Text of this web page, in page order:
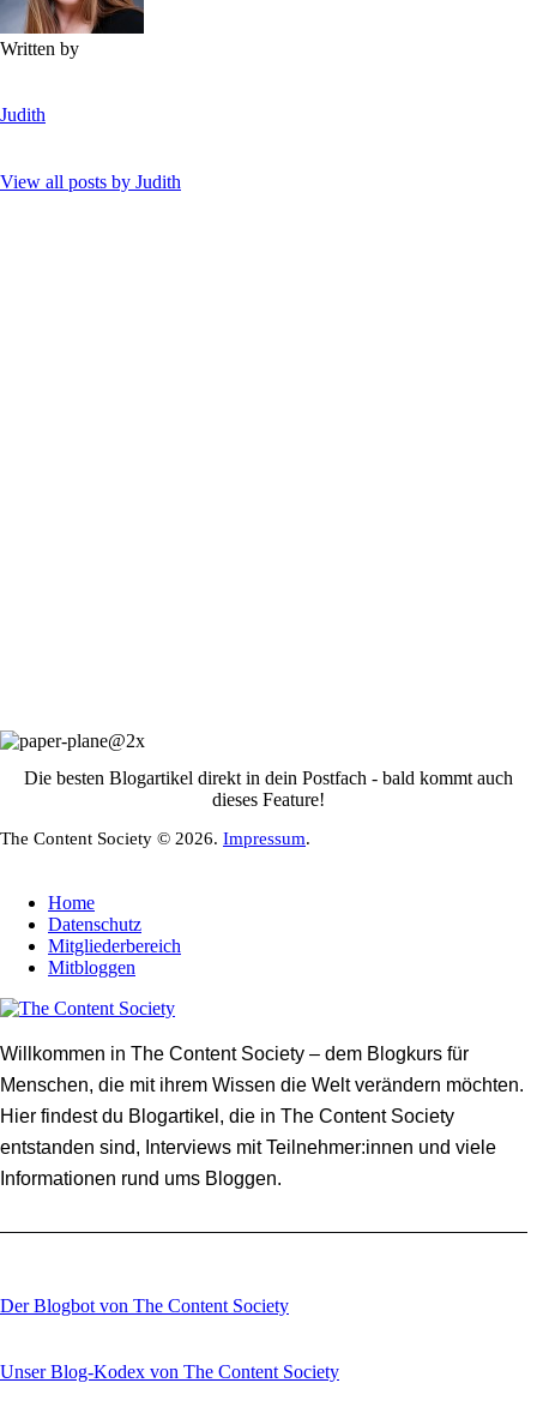
Written by
Judith
View all posts by Judith
Die besten Blogartikel direkt in dein Postfach - bald kommt auch
dieses Feature!
The Content Society © 2026. Impressum.
Home
Datenschutz
Mitgliederbereich
Mitbloggen
Willkommen in The Content Society – dem Blogkurs für
Menschen, die mit ihrem Wissen die Welt verändern möchten.
Hier findest du Blogartikel, die in The Content Society
entstanden sind, Interviews mit Teilnehmer:innen und viele
Informationen rund ums Bloggen.
Der Blogbot von The Content Society
Unser Blog-Kodex von The Content Society